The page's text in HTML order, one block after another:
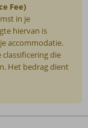
Fee)
in je
hiervan is
accommodatie.
die
Het bedrag dient